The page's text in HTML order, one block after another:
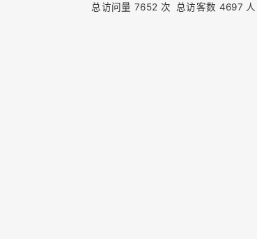
总访问量7652 次 总访客数 4697 人